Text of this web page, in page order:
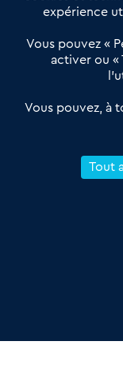
expérience
Vous pouvez «
activer ou «
Vous pouvez, à
Tout